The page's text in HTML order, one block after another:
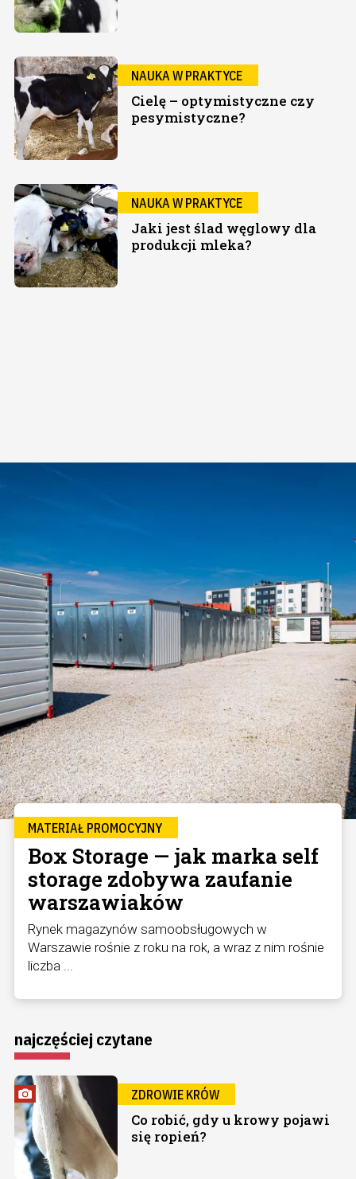
NAUKA W PRAKTYCE
Cielę – optymistyczne czy
pesymistyczne?
NAUKA W PRAKTYCE
Jaki jest ślad węglowy dla
produkcji mleka?
MATERIAŁ PROMOCYJNY
Box Storage — jak marka self
storage zdobywa zaufanie
warszawiaków
Rynek magazynów samoobsługowych w
Warszawie rośnie z roku na rok, a wraz z nim rośnie
liczba ...
najczęściej czytane
ZDROWIE KRÓW
Co robić, gdy u krowy pojawi
się ropień?